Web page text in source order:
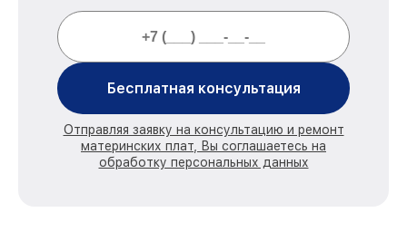
Бесплатная консультация
Отправляя заявку на консультацию и ремонт
материнских плат, Вы соглашаетесь на
обработку персональных данных